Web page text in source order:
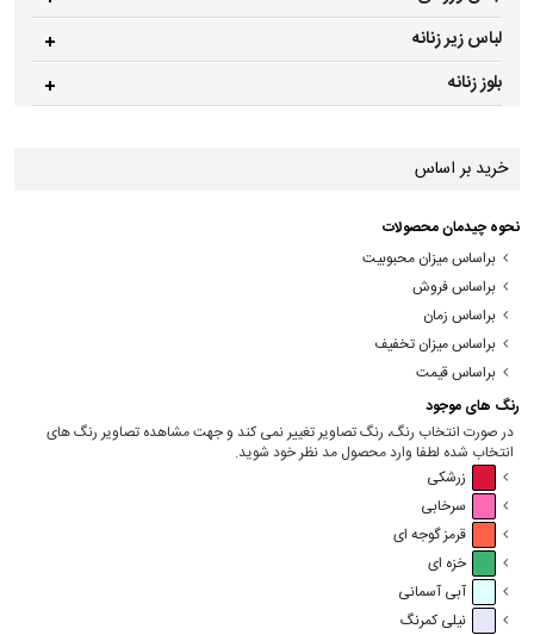
لباس زیر زنانه
بلوز زنانه
خرید بر اساس
نحوه چیدمان محصولات
براساس میزان محبوبیت
براساس فروش
براساس زمان
براساس میزان تخفیف
براساس قیمت
رنگ های موجود
در صورت انتخاب رنگ، رنگ تصاویر تغییر نمی کند و جهت مشاهده تصاویر رنگ های
انتخاب شده لطفا وارد محصول مد نظر خود شوید.
زرشکی
سرخابی
قرمز گوجه ای
خزه ای
آبی آسمانی
نیلی کمرنگ